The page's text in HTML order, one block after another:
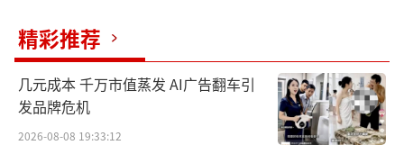
精彩推荐
几元成本 千万市值蒸发 AI广告翻车引
发品牌危机
2026-08-08 19:33:12